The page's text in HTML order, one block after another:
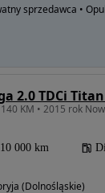
sprzedawca •
2.0 TDCi
KM • 2015 rok
000 km
(Dolnośląskie)